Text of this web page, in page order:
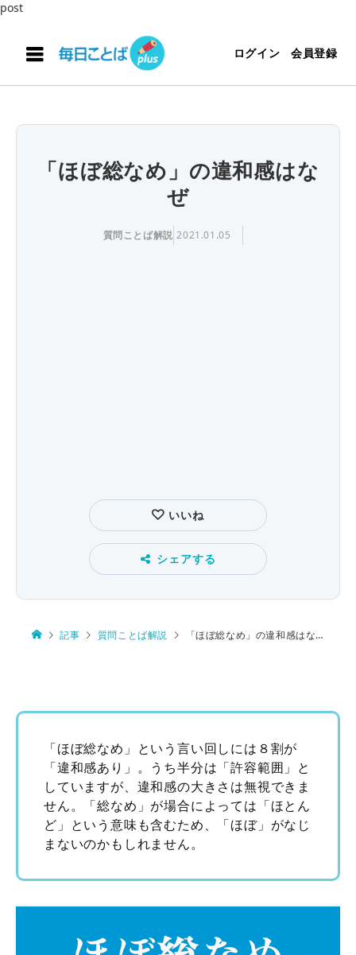
post
ログイン 会員登録
「ほぼ総なめ」の違和感はな
ぜ
質問ことば解説 2021.01.05
いいね
シェアする
記事 質問ことば解説 「ほぼ総なめ」の違和感はなぜ
「ほぼ総なめ」という言い回しには８割が
「違和感あり」。うち半分は「許容範囲」と
していますが、違和感の大きさは無視できま
せん。「総なめ」が場合によっては「ほとん
ど」という意味も含むため、「ほぼ」がなじ
まないのかもしれません。